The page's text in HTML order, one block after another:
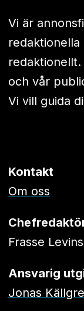
Vi är
redaktionella
och vår
Vi vill guida
Kontakt
Om oss
Frasse
Ansvarig
Jonas